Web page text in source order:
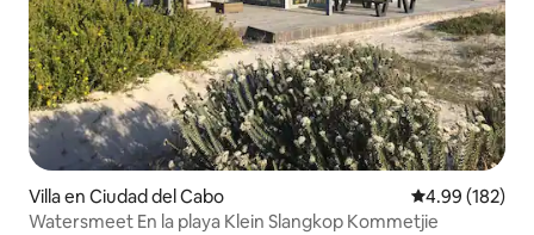
Villa en Ciudad del Cabo Calificación
4.99 (182)
Watersmeet En la playa Klein Slangkop Kommetjie